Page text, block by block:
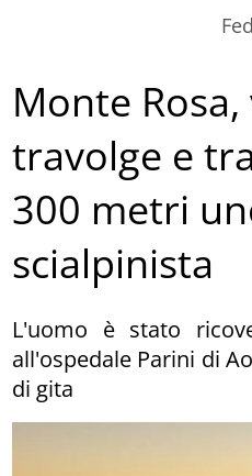
Monte
travolge e
300 metri
scialpinista
L'uomo è stato
all'ospedale Parini di
di gita